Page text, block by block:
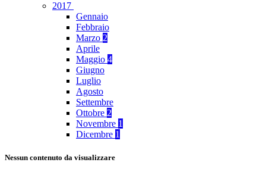
2017
Gennaio
Febbraio
Marzo 2
Aprile
Maggio 4
Giugno
Luglio
Agosto
Settembre
Ottobre 2
Novembre 1
Dicembre 1
Nessun contenuto da visualizzare